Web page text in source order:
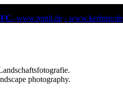
www.reptil.de - www.kerbtier.de
photography.